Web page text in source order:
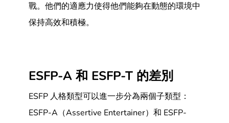
戰。他們的適應力使得他們能夠在動態的環境中
保持高效和積極。
ESFP-A 和 ESFP-T 的差別
ESFP 人格類型可以進一步分為兩個子類型：
ESFP-A（Assertive Entertainer）和 ESFP-